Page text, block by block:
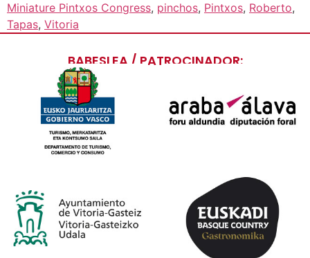
Miniature Pintxos Congress, pinchos, Pintxos, Roberto,
Tapas, Vitoria
BABESLEA / PATROCINADOR: